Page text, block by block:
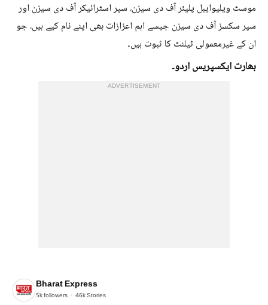
موسٹ ویلیوایبل پلیئر آف دی سیزن، سپر اسٹرائیکر آف دی سیزن اور
سپر سکسز آف دی سیزن جیسے اہم اعزازات بھی اپنے نام کیے ہیں، جو
ان کے غیرمعمولی ٹیلنٹ کا ثبوت ہیں۔
بھارت ایکسپریس اردو۔
ADVERTISEMENT
Bharat Express
5kfollowers 46kStories